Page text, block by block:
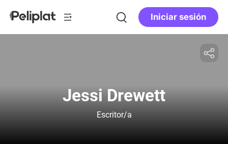
Iniciar sesión
Jessi Drewett
Escritor/a